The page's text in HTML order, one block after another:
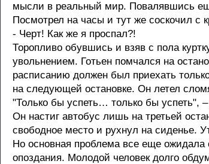
мысли в реальный мир. Повалявшись
Посмотрел на часы и тут же соскочил с
- Черт! Как же я проспал?!
Торопливо обувшись и взяв с пола
увольнением. Готьен помчался на
расписанию должен был приехать
на следующей остановке. Он летел
"Только бы успеть… только бы успеть",
Он настиг автобус лишь на третьей
свободное место и рухнул на сиденье.
Но основная проблема все еще
опоздания. Молодой человек долго